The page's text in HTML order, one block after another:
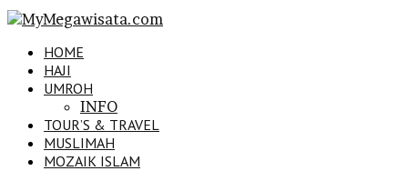
HOME
HAJI
UMROH
INFO
TOUR’S & TRAVEL
MUSLIMAH
MOZAIK ISLAM